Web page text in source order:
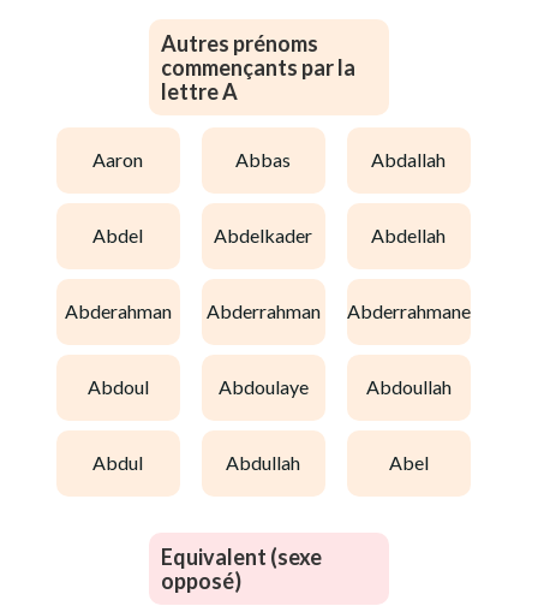
Autres prénoms
commençants par la
lettre A
aaron abbas abdallah
abdel abdelkader abdellah
abderahman abderrahman abderrahmane
abdoul abdoulaye abdoullah
abdul abdullah abel
Equivalent (sexe
opposé)